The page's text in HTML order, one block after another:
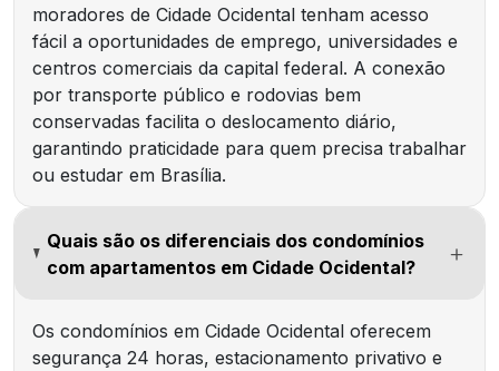
moradores de Cidade Ocidental tenham acesso
fácil a oportunidades de emprego, universidades e
centros comerciais da capital federal. A conexão
por transporte público e rodovias bem
conservadas facilita o deslocamento diário,
garantindo praticidade para quem precisa trabalhar
ou estudar em Brasília.
Quais são os diferenciais dos condomínios
com apartamentos em Cidade Ocidental?
Os condomínios em Cidade Ocidental oferecem
segurança 24 horas, estacionamento privativo e